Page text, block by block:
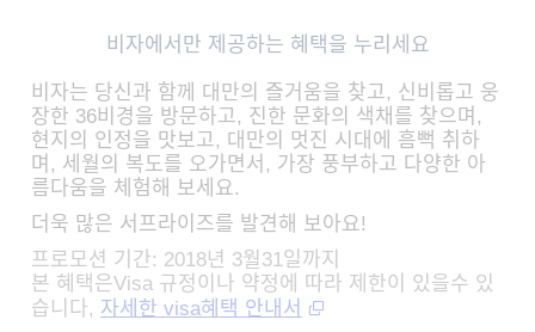
비자에서만 제공하는 혜택을 누리세요
비자는 당신과 함께 대만의 즐거움을 찾고, 신비롭고 웅
장한 36비경을 방문하고, 진한 문화의 색채를 찾으며,
현지의 인정을 맛보고, 대만의 멋진 시대에 흠뻑 취하
며, 세월의 복도를 오가면서, 가장 풍부하고 다양한 아
름다움을 체험해 보세요.
더욱 많은 서프라이즈를 발견해 보아요!
프로모션 기간: 2018년 3월31일까지
본 혜택은Visa 규정이나 약정에 따라 제한이 있을수 있
습니다, 자세한 visa혜택 안내서